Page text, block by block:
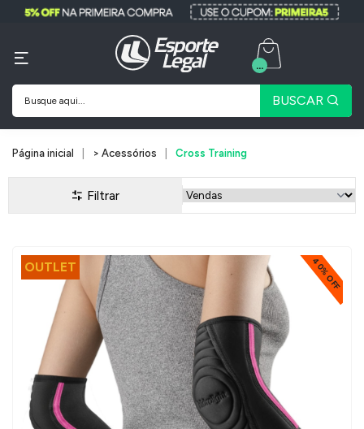
BUSCAR
...
Página inicial > Acessórios Cross Training
Filtrar
OUTLET 40% OFF